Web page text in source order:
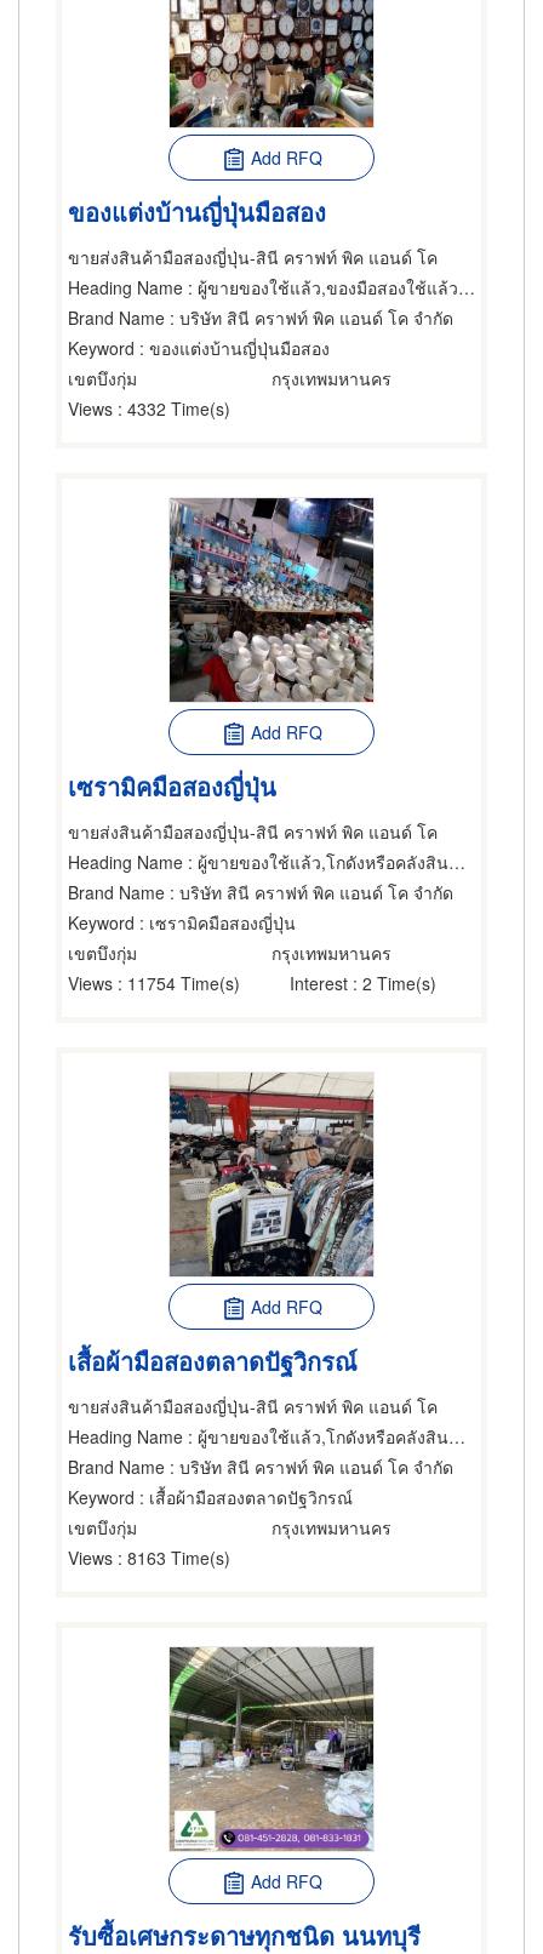
Add RFQ
ของแต่งบ้านญี่ปุ่นมือสอง
ขายส่งสินค้ามือสองญี่ปุ่น-สินี คราฟท์ พิค แอนด์ โค
Heading Name : ผู้ขายของใช้แล้ว,ของมือสองใช้แล้ว,ขายส่งเสื้อผ้า
Brand Name : บริษัท สินี คราฟท์ พิค แอนด์ โค จำกัด
Keyword : ของแต่งบ้านญี่ปุ่นมือสอง
เขตบึงกุ่ม
กรุงเทพมหานคร
Views : 4332 Time(s)
Add RFQ
เซรามิคมือสองญี่ปุ่น
ขายส่งสินค้ามือสองญี่ปุ่น-สินี คราฟท์ พิค แอนด์ โค
Heading Name : ผู้ขายของใช้แล้ว,โกดังหรือคลังสินค้า,ขายส่งเสื้อผ้า
Brand Name : บริษัท สินี คราฟท์ พิค แอนด์ โค จำกัด
Keyword : เซรามิคมือสองญี่ปุ่น
เขตบึงกุ่ม
กรุงเทพมหานคร
Views : 11754 Time(s) Interest : 2 Time(s)
Add RFQ
เสื้อผ้ามือสองตลาดปัฐวิกรณ์
ขายส่งสินค้ามือสองญี่ปุ่น-สินี คราฟท์ พิค แอนด์ โค
Heading Name : ผู้ขายของใช้แล้ว,โกดังหรือคลังสินค้า,ขายส่งเสื้อผ้า
Brand Name : บริษัท สินี คราฟท์ พิค แอนด์ โค จำกัด
Keyword : เสื้อผ้ามือสองตลาดปัฐวิกรณ์
เขตบึงกุ่ม
กรุงเทพมหานคร
Views : 8163 Time(s)
Add RFQ
รับซื้อเศษกระดาษทุกชนิด นนทบุรี